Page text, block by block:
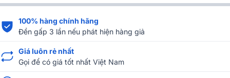
100% hàng chính hãng
Đền gấp 3 lần nếu phát hiện hàng giả
Giá luôn rẻ nhất
Gọi để có giá tốt nhất Việt Nam